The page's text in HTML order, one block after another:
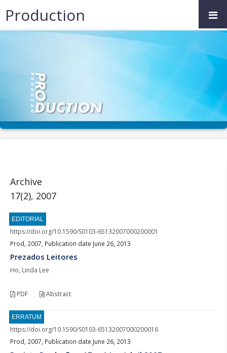
Archive
17(2), 2007
EDITORIAL
https://doi.org/10.1590/S0103-65132007000200001
Prod, 2007, Publication date June 26, 2013
Prezados Leitores
Ho, Linda Lee
PDF Abstract
ERRATUM
https://doi.org/10.1590/S0103-65132007000200016
Prod, 2007, Publication date June 26, 2013
Production